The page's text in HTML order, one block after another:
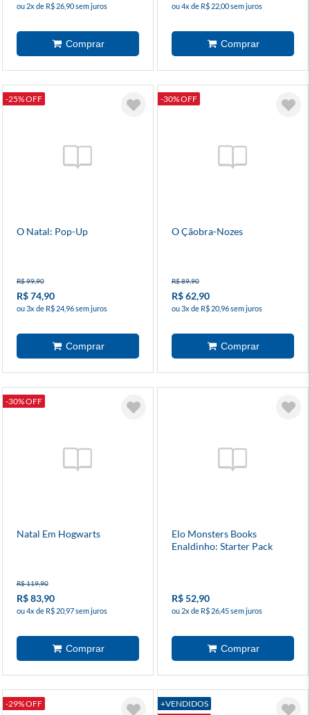
ou 2x de R$ 26,90 sem juros ou 4x de R$ 22,00 sem juros
-25% OFF
O Natal: Pop-Up
R$ 99,90
R$ 74,90
ou 3x de R$ 24,96 sem juros
-30% OFF
O Çãobra-Nozes
R$ 89,90
R$ 62,90
ou 3x de R$ 20,96 sem juros
-30% OFF
Natal Em Hogwarts
R$ 119,90
R$ 83,90
ou 4x de R$ 20,97 sem juros
Elo Monsters Books
Enaldinho: Starter Pack
R$ 52,90
ou 2x de R$ 26,45 sem juros
-29% OFF
+VENDIDOS